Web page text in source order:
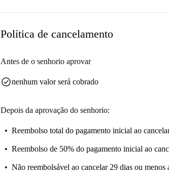
Política de cancelamento
Antes de o senhorio aprovar
check_circlenenhum valor será cobrado
Depois da aprovação do senhorio:
Reembolso total do pagamento inicial ao
Reembolso de 50% do pagamento inicial ao
Não reembolsável ao cancelar 29 dias ou menos